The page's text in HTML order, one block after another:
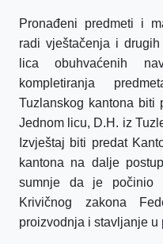
Pronađeni predmeti i
radi vještačenja i
lica obuhvaćenih
kompletiranja
Tuzlanskog kantona biti
Jednom licu, D.H. iz
Izvještaj biti predat
kantona na dalje
sumnje da je počinio
Krivičnog zakona
proizvodnja i stavljanje u